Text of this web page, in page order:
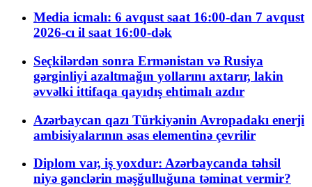
Media icmalı: 6 avqust saat 16:00-dan 7 avqust
2026-cı il saat 16:00-dək
Seçkilərdən sonra Ermənistan və Rusiya
gərginliyi azaltmağın yollarını axtarır, lakin
əvvəlki ittifaqa qayıdış ehtimalı azdır
Azərbaycan qazı Türkiyənin Avropadakı enerji
ambisiyalarının əsas elementinə çevrilir
Diplom var, iş yoxdur: Azərbaycanda təhsil
niyə gənclərin məşğulluğuna təminat vermir?